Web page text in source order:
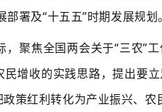
署及“十五五”时期发展规划。
，聚焦全国两会关于“三农”
增收的实践思路，提出要
策红利转化为产业振兴、农